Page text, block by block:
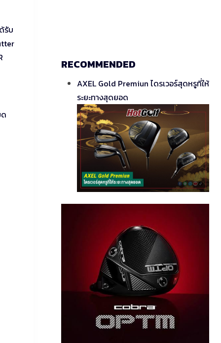
รับ
RECOMMENDED
AXEL Gold Premiun ไดรเวอร์สุดหรูที่ให้
ระยะทางสุดยอด